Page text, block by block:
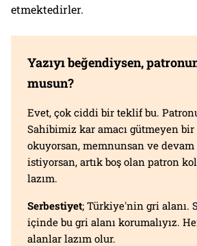
etmektedirler.
Yazıyı beğendiysen,
musun?
Evet, çok ciddi bir teklif bu.
Sahibimiz kar amacı gütmeyen
okuyorsan, memnunsan ve
istiyorsan, artık boş olan patron
lazım.
Serbestiyet; Türkiye'nin gri alanı.
içinde bu gri alanı korumalıyız.
alanlar lazım olur.